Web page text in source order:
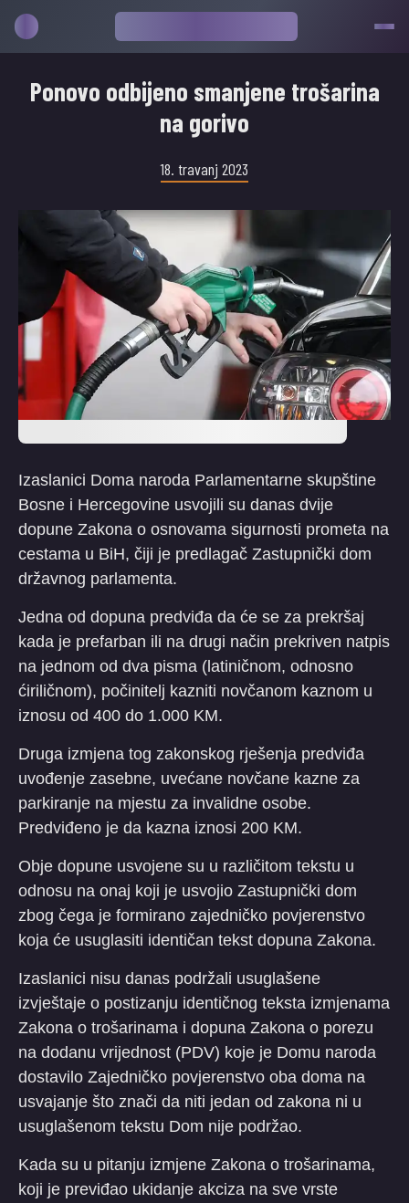
Ponovo odbijeno smanjene trošarina
na gorivo
18. travanj 2023
Izaslanici Doma naroda Parlamentarne skupštine
Bosne i Hercegovine usvojili su danas dvije
dopune Zakona o osnovama sigurnosti prometa na
cestama u BiH, čiji je predlagač Zastupnički dom
državnog parlamenta.
Jedna od dopuna predviđa da će se za prekršaj
kada je prefarban ili na drugi način prekriven natpis
na jednom od dva pisma (latiničnom, odnosno
ćiriličnom), počinitelj kazniti novčanom kaznom u
iznosu od 400 do 1.000 KM.
Druga izmjena tog zakonskog rješenja predviđa
uvođenje zasebne, uvećane novčane kazne za
parkiranje na mjestu za invalidne osobe.
Predviđeno je da kazna iznosi 200 KM.
Obje dopune usvojene su u različitom tekstu u
odnosu na onaj koji je usvojio Zastupnički dom
zbog čega je formirano zajedničko povjerenstvo
koja će usuglasiti identičan tekst dopuna Zakona.
Izaslanici nisu danas podržali usuglašene
izvještaje o postizanju identičnog teksta izmjenama
Zakona o trošarinama i dopuna Zakona o porezu
na dodanu vrijednost (PDV) koje je Domu naroda
dostavilo Zajedničko povjerenstvo oba doma na
usvajanje što znači da niti jedan od zakona ni u
usuglašenom tekstu Dom nije podržao.
Kada su u pitanju izmjene Zakona o trošarinama,
koji je previđao ukidanje akciza na sve vrste